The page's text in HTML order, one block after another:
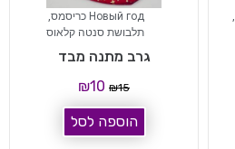
,
Новый год כריסמס
,
תלבושת סנטה קלאוס
גרב מתנה מבד
₪15
₪10
הוספה לסל